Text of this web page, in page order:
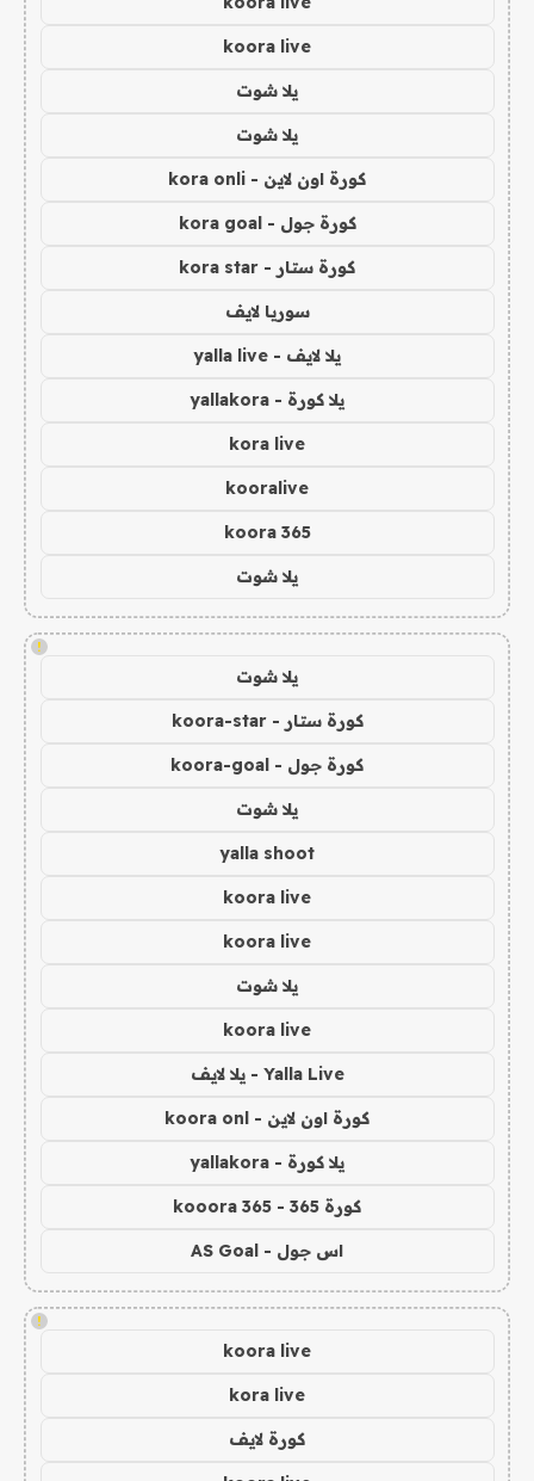
koora live
يلا شوت
يلا شوت
كورة اون لاين - kora onli
كورة جول - kora goal
كورة ستار - kora star
سوريا لايف
يلا لايف - yalla live
يلا كورة - yallakora
kora live
kooralive
koora 365
يلا شوت
!
يلا شوت
كورة ستار - koora-star
كورة جول - koora-goal
يلا شوت
yalla shoot
koora live
koora live
يلا شوت
koora live
Yalla Live - يلا لايف
كورة اون لاين - koora onl
يلا كورة - yallakora
كورة 365 - kooora 365
اس جول - AS Goal
!
koora live
kora live
كورة لايف